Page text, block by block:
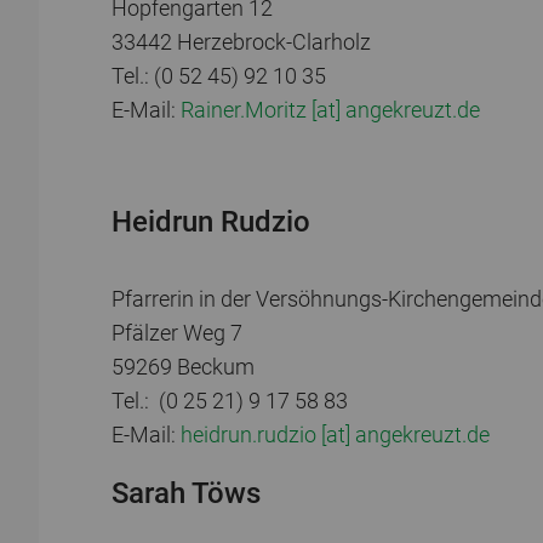
Hopfengarten 12
33442 Herzebrock-Clarholz
Tel.: (0 52 45) 92 10 35
E-Mail: Rainer.Moritz [at] angekreuzt.de
Heidrun Rudzio
Pfarrerin in der Versöhnungs-
Pfälzer Weg 7
59269 Beckum
Tel.: (0 25 21) 9 17 58 83
E-Mail: heidrun.rudzio [at] angekreuzt.de
Sarah Töws